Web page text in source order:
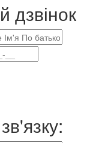
дзвінок